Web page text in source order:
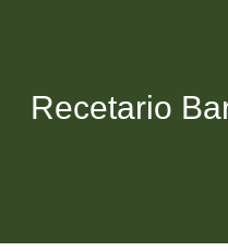
de fórum
Recetario